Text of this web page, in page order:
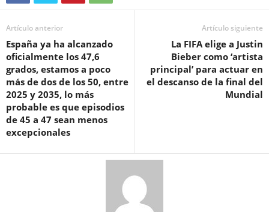
Artículo anterior
España ya ha alcanzado
oficialmente los 47,6
grados, estamos a poco
más de dos de los 50, entre
2025 y 2035, lo más
probable es que episodios
de 45 a 47 sean menos
excepcionales
Artículo siguiente
La FIFA elige a Justin
Bieber como ‘artista
principal’ para actuar en
el descanso de la final del
Mundial